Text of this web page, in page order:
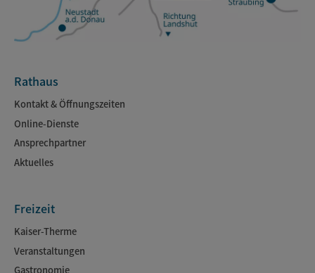
Rathaus
Kontakt & Öffnungszeiten
Online-Dienste
Ansprechpartner
Aktuelles
Freizeit
Kaiser-Therme
Veranstaltungen
Gastronomie